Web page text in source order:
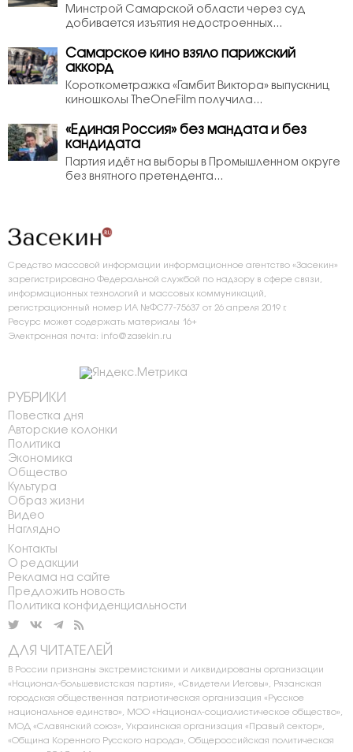
Минстрой Самарской области через суд
добивается изъятия недостроенных...
Самарское кино взяло парижский
аккорд
Короткометражка «Гамбит Виктора» выпускниц
киношколы TheOneFilm получила...
«Единая Россия» без мандата и без
кандидата
Партия идёт на выборы в Промышленном округе
без внятного претендента...
Средство массовой информации информационное агентство «Засекин»
зарегистрировано Федеральной службой по надзору в сфере связи,
информационных технологий и массовых коммуникаций,
регистрационный номер ИА №ФС77-75637 от 26 апреля 2019 г.
Ресурс может содержать материалы 16+
Электронная почта: info@zasekin.ru
РУБРИКИ
Повестка дня
Авторские колонки
Политика
Экономика
Общество
Культура
Образ жизни
Видео
Наглядно
Контакты
О редакции
Реклама на сайте
Предложить новость
Политика конфиденциальности
ДЛЯ ЧИТАТЕЛЕЙ
В России признаны экстремистскими и ликвидированы организации
«Национал-большевистская партия», «Свидетели Иеговы», Рязанская
городская общественная патриотическая организация «Русское
национальное единство», МОО «Национал-социалистическое общество»,
МОД «Славянский союз», Украинская организация «Правый сектор»,
«Община Коренного Русского народа», Общероссийская политическая